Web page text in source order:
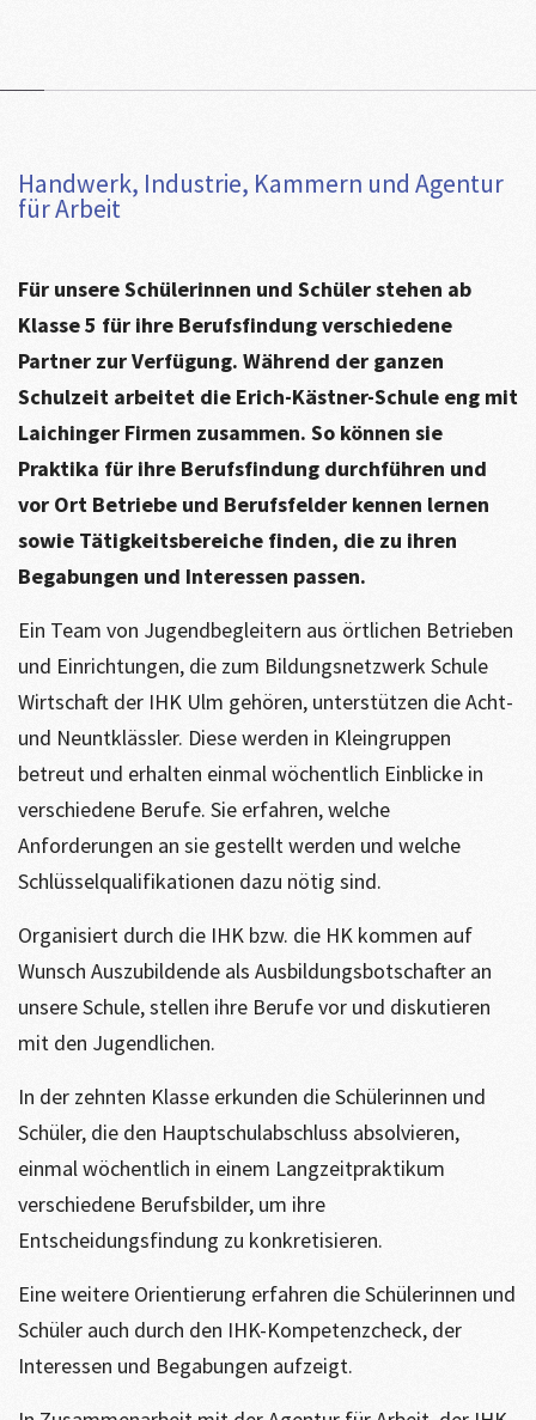
Handwerk, Industrie, Kammern und Agentur
für Arbeit
Für unsere Schülerinnen und Schüler stehen ab
Klasse 5 für ihre Berufsfindung verschiedene
Partner zur Verfügung. Während der ganzen
Schulzeit arbeitet die Erich-Kästner-Schule eng mit
Laichinger Firmen zusammen. So können sie
Praktika für ihre Berufsfindung durchführen und
vor Ort Betriebe und Berufsfelder kennen lernen
sowie Tätigkeitsbereiche finden, die zu ihren
Begabungen und Interessen passen.
Ein Team von Jugendbegleitern aus örtlichen Betrieben
und Einrichtungen, die zum Bildungsnetzwerk Schule
Wirtschaft der IHK Ulm gehören, unterstützen die Acht-
und Neuntklässler. Diese werden in Kleingruppen
betreut und erhalten einmal wöchentlich Einblicke in
verschiedene Berufe. Sie erfahren, welche
Anforderungen an sie gestellt werden und welche
Schlüsselqualifikationen dazu nötig sind.
Organisiert durch die IHK bzw. die HK kommen auf
Wunsch Auszubildende als Ausbildungsbotschafter an
unsere Schule, stellen ihre Berufe vor und diskutieren
mit den Jugendlichen.
In der zehnten Klasse erkunden die Schülerinnen und
Schüler, die den Hauptschulabschluss absolvieren,
einmal wöchentlich in einem Langzeitpraktikum
verschiedene Berufsbilder, um ihre
Entscheidungsfindung zu konkretisieren.
Eine weitere Orientierung erfahren die Schülerinnen und
Schüler auch durch den IHK-Kompetenzcheck, der
Interessen und Begabungen aufzeigt.